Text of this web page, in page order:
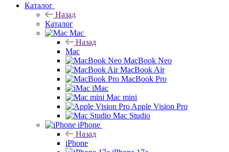
Каталог
Назад
Каталог
Mac
Назад
Mac
MacBook Neo
MacBook Air
MacBook Pro
iMac
Mac mini
Apple Vision Pro
Mac Studio
iPhone
Назад
iPhone